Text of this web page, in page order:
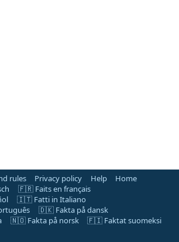
rules Privacy policy Help
Home
🇫🇷 Faits en français
🇮🇹 Fatti in Italiano
🇩🇰 Fakta på dansk
🇳🇴 Fakta på norsk
🇫🇮 Faktat suomeksi